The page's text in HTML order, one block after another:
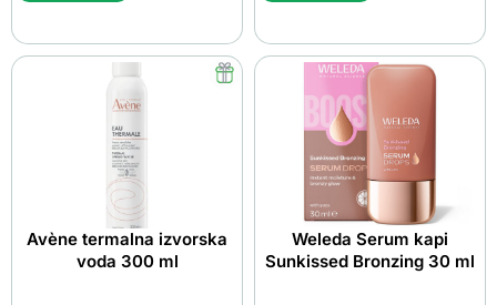
Avène termalna izvorska
voda 300 ml
Weleda Serum kapi
Sunkissed Bronzing 30 ml